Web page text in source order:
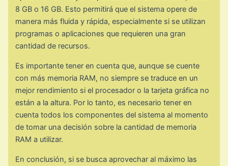
8 GB o 16 GB. Esto permitirá que el sistema opere de
manera más fluida y rápida, especialmente si se utilizan
programas o aplicaciones que requieren una gran
cantidad de recursos.
Es importante tener en cuenta que, aunque se cuente
con más memoria RAM, no siempre se traduce en un
mejor rendimiento si el procesador o la tarjeta gráfica no
están a la altura. Por lo tanto, es necesario tener en
cuenta todos los componentes del sistema al momento
de tomar una decisión sobre la cantidad de memoria
RAM a utilizar.
En conclusión, si se busca aprovechar al máximo las